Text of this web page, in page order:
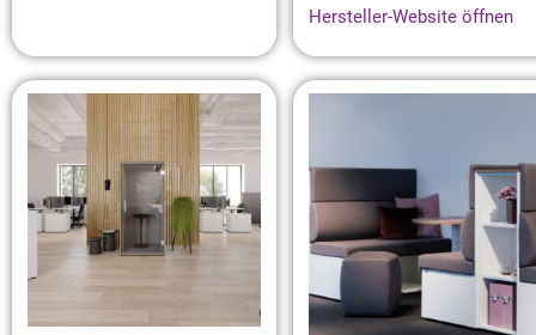
Hersteller-Website öffnen